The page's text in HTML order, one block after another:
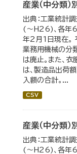
産業（中分類
出典：工業統計
(～H26)、各年6
年2月1日現在。
業務用機械の分
は廃止。また、
は、製造品出荷
入額の合計。...
CSV
産業（中分類）
出典：工業統計
(～H26)、各年6